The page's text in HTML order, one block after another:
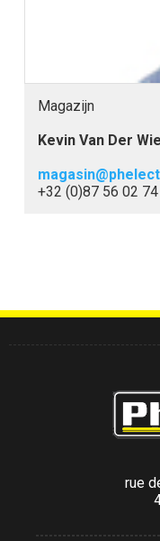
Magazijn
Kevin Van Der
+32 (0)87 56 02 74
rue